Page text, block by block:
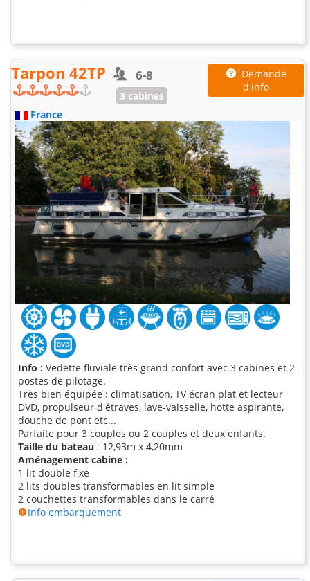
Tarpon 42TP 6-8
3 cabines
Demande
d'info
France
Info : Vedette fluviale très grand confort avec 3 cabines et 2
postes de pilotage.
Très bien équipée : climatisation, TV écran plat et lecteur
DVD, propulseur d'étraves, lave-vaisselle, hotte aspirante,
douche de pont etc...
Parfaite pour 3 couples ou 2 couples et deux enfants.
Taille du bateau : 12,93m x 4,20mm
Aménagement cabine :
1 lit double fixe
2 lits doubles transformables en lit simple
2 couchettes transformables dans le carré
Info embarquement